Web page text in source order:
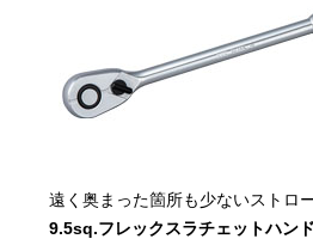
遠く奥まった箇所も少ないストロ
9.5sq.フレックスラチェットハン